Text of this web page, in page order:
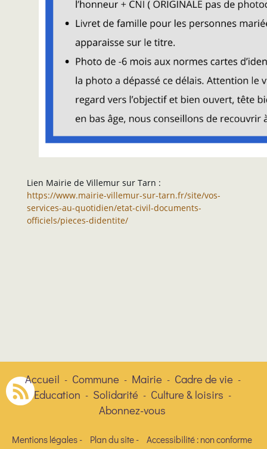
Lien Mairie de Villemur sur Tarn :
https://www.mairie-villemur-sur-tarn.fr/site/vos-
services-au-quotidien/etat-civil-documents-
officiels/pieces-didentite/
Accueil - Commune - Mairie - Cadre de vie -
Education - Solidarité - Culture & loisirs -
Abonnez-vous
Mentions légales - Plan du site - Accessibilité : non conforme